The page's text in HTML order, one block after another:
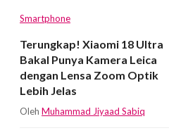
Smartphone
Terungkap! Xiaomi 18 Ultra
Bakal Punya Kamera Leica
dengan Lensa Zoom Optik
Lebih Jelas
Oleh Muhammad Jiyaad Sabiq